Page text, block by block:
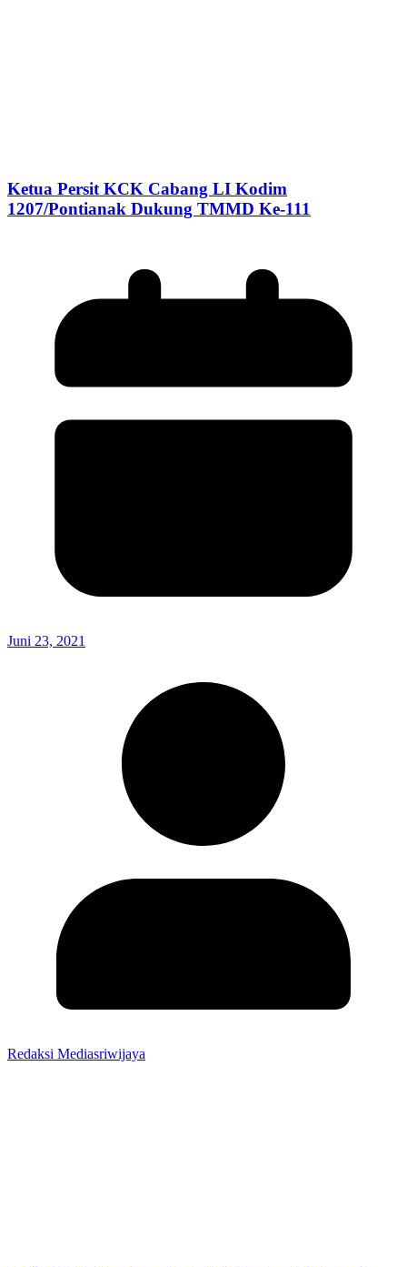
Ketua Persit KCK Cabang LI Kodim
1207/Pontianak Dukung TMMD Ke-111
Juni 23, 2021
Redaksi Mediasriwijaya